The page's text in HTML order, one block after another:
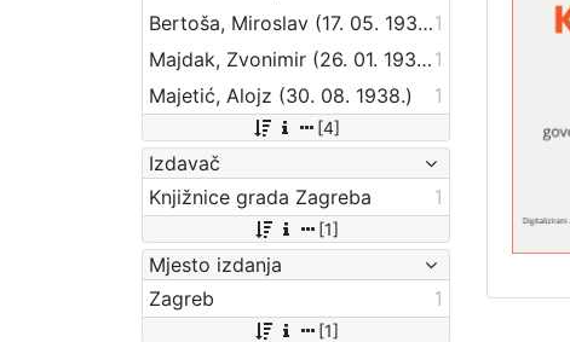
Bertoša, Miroslav (17. 05. 1938.)1
Majdak, Zvonimir (26. 01. 1938. – 20. 07. 2017.) 1
Majetić, Alojz (30. 08. 1938.)
1
[4]
Izdavač
Knjižnice grada Zagreba
1
[1]
Mjesto izdanja
Zagreb
1
[1]